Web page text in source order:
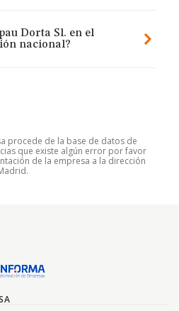
Dorta Sl. en el
nacional?
procede de la base de datos de
que existe algún error por favor
de la empresa a la dirección